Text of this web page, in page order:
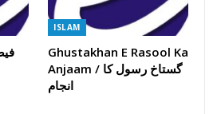
ISLAM
Ghustakhan E Rasool Ka
Anjaam / گستاخ رسول کا
انجام